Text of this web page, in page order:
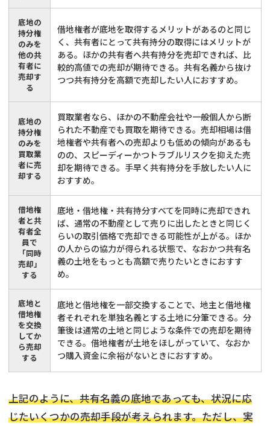
底地の
持分権
のみを
他の共
有者に
売却す
る
借地権者が底地を取得するメリットがあるのと同じ
く、共有者にとって共有持分の取得にはメリットが
ある。ほかの共有者へ共有持分を売却できれば、比
較的高値での売却が期待できる。共有名義から抜け
つつ共有持分を高額で売却したい人におすすめ。
底地の
持分権
のみを
買取業
者に売
却する
買取業者なら、ほかの不動産会社や一般個人から断
られた不動産でも買取を期待できる。売却相場は借
地権者や共有者への売却よりも低めの傾向があるも
のの、スピーディーかつトラブルリスクを抑えた売
却を期待できる。手早く共有持分を手放したい人に
おすすめ。
借地権
者と共
有者全
員で
「同時
売却」
する
底地・借地権・共有持分すべてを同時に売却できれ
ば、通常の不動産として売りに出したときと同じく
らいの取引価格で売却できる可能性が上がる。ほか
の人からの協力が得られる状態で、なおかつ共有名
義の土地をもっとも高額で売りたいときにおすす
め。
底地と
借地権
を交換
してか
ら売却
する
底地と借地権を一部交換することで、地主と借地権
者それぞれを単独名義とする土地に分筆できる。分
筆後は通常の土地と同じような条件での売却を期待
できる。借地権者が土地をほしがっていて、なおか
つ購入資金に余裕がないときにおすすめ。
上記のように、共有名義の底地であっても、状況に応
じたいくつかの売却手段が考えられます。ただし、実